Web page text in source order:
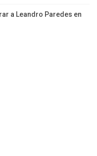
a Leandro Paredes en